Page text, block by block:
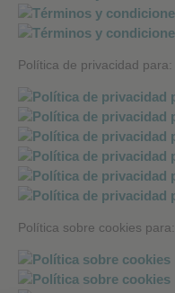
Política de privacidad para:
Política sobre cookies para: